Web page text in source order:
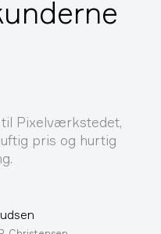
Pixelværkstedet,
pris og hurtig